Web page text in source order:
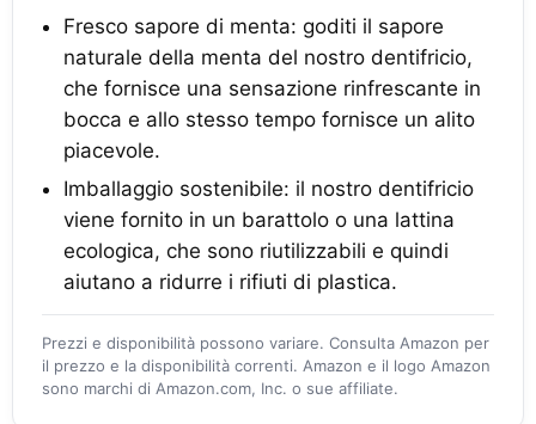
Fresco sapore di menta: goditi il sapore
naturale della menta del nostro dentifricio,
che fornisce una sensazione rinfrescante in
bocca e allo stesso tempo fornisce un alito
piacevole.
Imballaggio sostenibile: il nostro dentifricio
viene fornito in un barattolo o una lattina
ecologica, che sono riutilizzabili e quindi
aiutano a ridurre i rifiuti di plastica.
Prezzi e disponibilità possono variare. Consulta Amazon per
il prezzo e la disponibilità correnti. Amazon e il logo Amazon
sono marchi di Amazon.com, Inc. o sue affiliate.